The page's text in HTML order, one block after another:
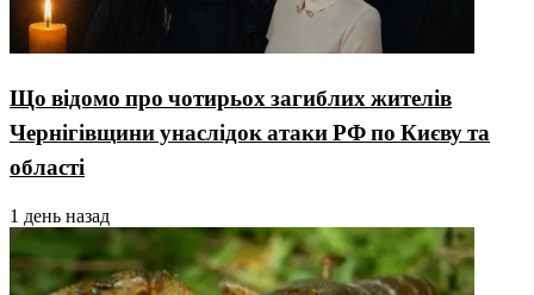
Що відомо про чотирьох загиблих жителів
Чернігівщини унаслідок атаки РФ по Києву та
області
1 день назад